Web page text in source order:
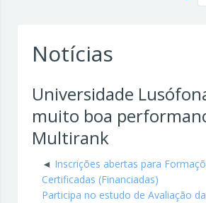
Notícias
Universidade
muito boa
Multirank
Inscrições abertas para
Certificadas (Financiadas)
Participa no estudo de Avaliação